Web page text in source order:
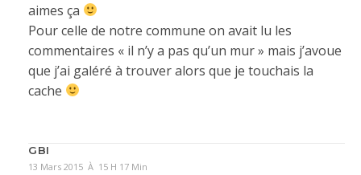
aimes ça
Pour celle de notre commune on avait lu les
commentaires « il n’y a pas qu’un mur » mais j’avoue
que j’ai galéré à trouver alors que je touchais la
cache
GBI
13 Mars 2015 À 15 H 17 Min